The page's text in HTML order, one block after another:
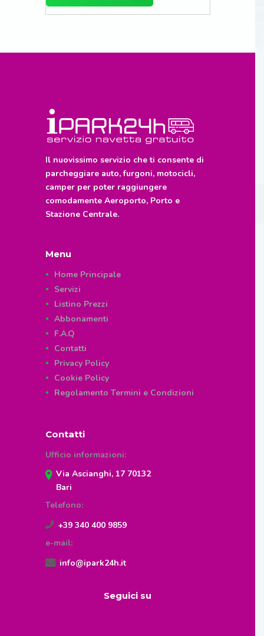
Il nuovissimo servizio che ti consente di
parcheggiare auto, furgoni, motocicli,
camper per poter raggiungere
comodamente Aeroporto, Porto e
Stazione Centrale.
Menu
Home Principale
Servizi
Listino Prezzi
Abbonamenti
F.A.Q
Contatti
Privacy Policy
Cookie Policy
Regolamento Termini e Condizioni
Contatti
Ufficio informazioni:
Via Ascianghi, 17 70132
Bari
Telefono:
+39 340 400 9859
e-mail:
info@ipark24h.it
Seguici su